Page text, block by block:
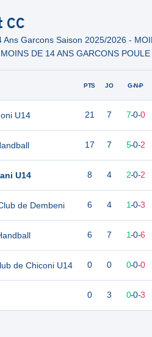
CC
Garcons Saison 2025/2026 -
DE 14 ANS GARCONS
U14
U14
de Dembeni
de Chiconi U14
PTS JO G-N-P
21 7 7-0-0
17 7 5-0-2
8 4 2-0-2
6 4 1-0-3
6 7 1-0-6
0 0 0-0-0
0 3 0-0-3